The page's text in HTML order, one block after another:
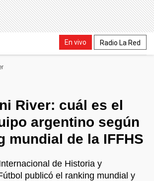
En vivo Radio La Red
River: cuál es el
argentino según
mundial de la IFFHS
de Historia y
publicó el ranking mundial y